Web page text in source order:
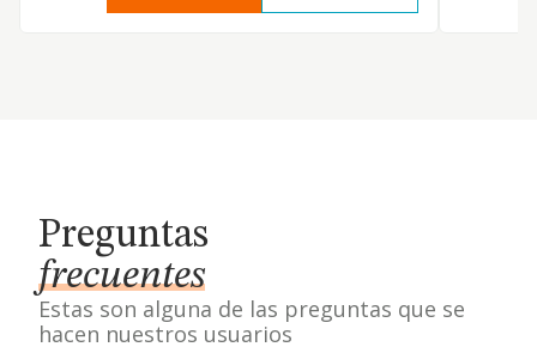
Preguntas
frecuentes
Estas son alguna de las preguntas que se
hacen nuestros usuarios